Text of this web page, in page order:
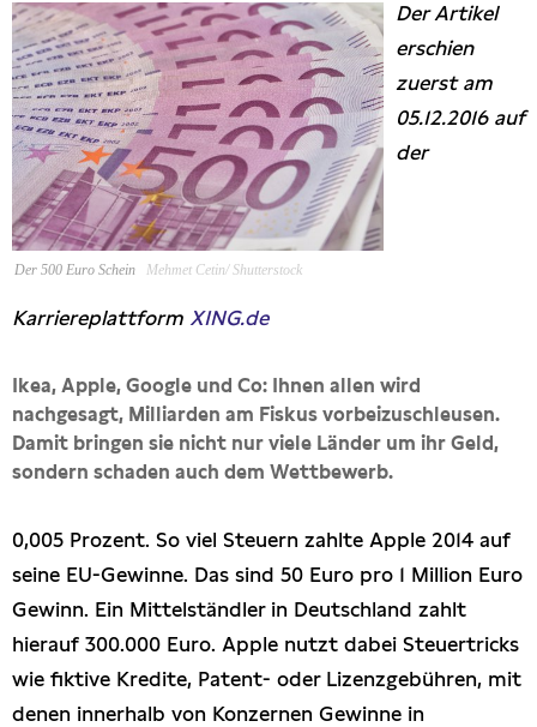
Artikel
Presseschau
Publikationen
Anfragen (Archivseite)
Der 500 Euro Schein Mehmet Cetin/ Shutterstock
Der Artikel
erschien
zuerst am
05.12.2016 auf
der
Karriereplattform XING.de
Ikea, Apple, Google und Co: Ihnen allen wird
nachgesagt, Milliarden am Fiskus vorbeizuschleusen.
Damit bringen sie nicht nur viele Länder um ihr Geld,
sondern schaden auch dem Wettbewerb.
0,005 Prozent. So viel Steuern zahlte Apple 2014 auf
seine EU-Gewinne. Das sind 50 Euro pro 1 Million Euro
Gewinn. Ein Mittelständler in Deutschland zahlt
hierauf 300.000 Euro. Apple nutzt dabei Steuertricks
wie fiktive Kredite, Patent- oder Lizenzgebühren, mit
denen innerhalb von Konzernen Gewinne in